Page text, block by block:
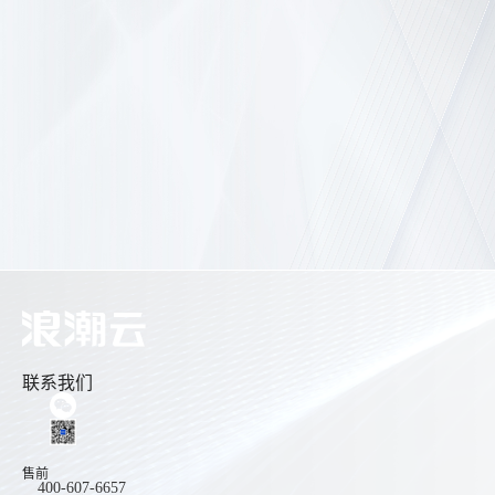
联系我们
售前
400-607-6657